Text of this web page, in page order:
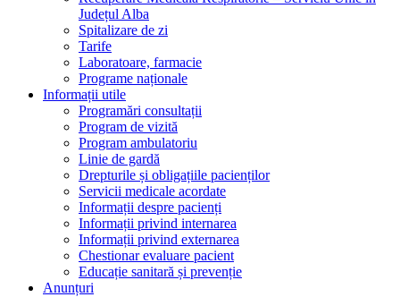
Județul Alba
Spitalizare de zi
Tarife
Laboratoare, farmacie
Programe naționale
Informații utile
Programări consultații
Program de vizită
Program ambulatoriu
Linie de gardă
Drepturile și obligațiile pacienților
Servicii medicale acordate
Informații despre pacienți
Informații privind internarea
Informații privind externarea
Chestionar evaluare pacient
Educație sanitară și prevenție
Anunțuri